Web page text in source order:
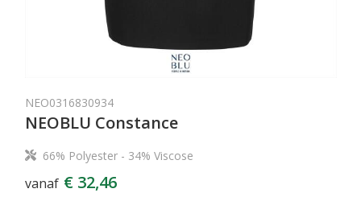
NEO0316830934
NEOBLU Constance
66% Polyester - 34% Viscose
vanaf € 32,46